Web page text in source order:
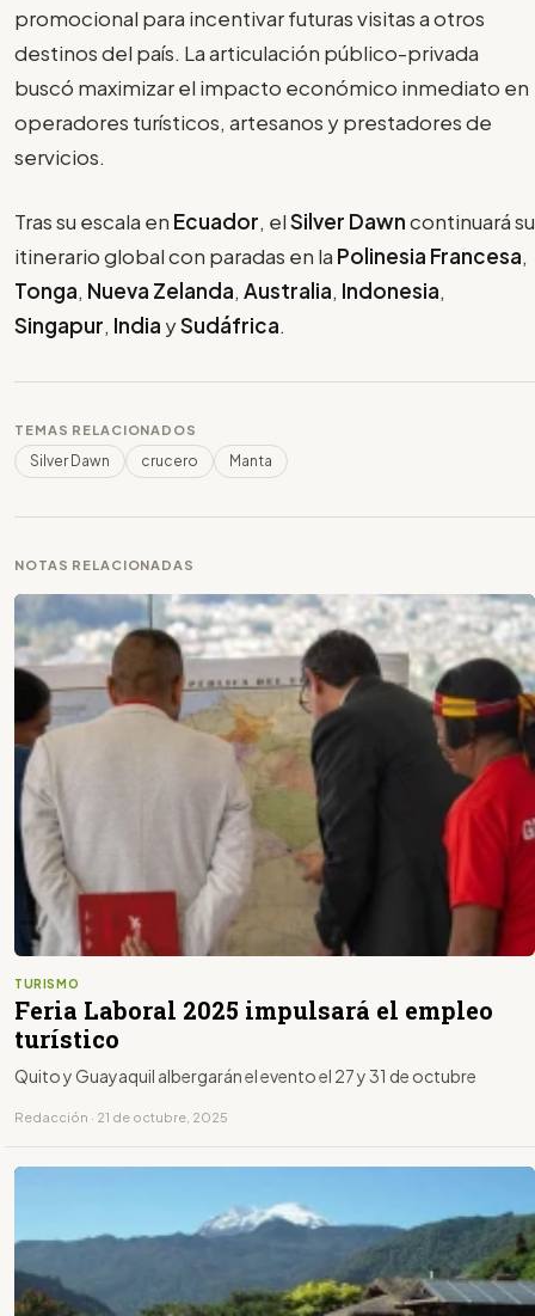
promocional para incentivar futuras visitas a otros
destinos del país. La articulación público-privada
buscó maximizar el impacto económico inmediato en
operadores turísticos, artesanos y prestadores de
servicios.
Tras su escala en Ecuador, elSilver Dawncontinuará su
itinerario global con paradas en la Polinesia Francesa,
Tonga, Nueva Zelanda, Australia, Indonesia,
Singapur, India ySudáfrica.
TEMAS RELACIONADOS
Silver Dawn crucero Manta
NOTAS RELACIONADAS
TURISMO
Feria Laboral 2025 impulsará el empleo
turístico
Quito y Guayaquil albergarán el evento el 27 y 31 de octubre
Redacción · 21 de octubre, 2025